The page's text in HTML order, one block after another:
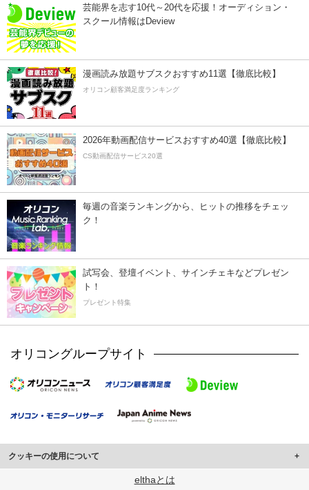
芸能界を志す10代～20代を応援！オーディション・
スクール情報はDeview
漫画読み放題サブスクおすすめ11選【徹底比較】
オリコン顧客満足度ランキング
2026年動画配信サービスおすすめ40選【徹底比較】
CS動画配信サービス20選
毎週の音楽ランキングから、ヒットの推移をチェッ
ク！
試写会、登壇イベント、サインチェキなどプレゼン
ト！
プレゼント特集
オリコングループサイト
クッキーの使用について
このサイトでは Cookie を使用して、ユーザーに合わせたコンテンツや広告の
elthaとは